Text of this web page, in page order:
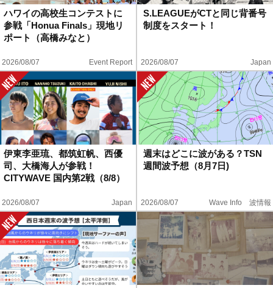
ハワイの高校生コンテストに
参戦「Honua Finals」現地リ
ポート（高橋みなと）
2026/08/07 Event Report
S.LEAGUEがCTと同じ背番号
制度をスタート！
2026/08/07 Japan
伊東李亜琉、都筑虹帆、西優
司、大橋海人が参戦！
CITYWAVE 国内第2戦（8/8）
2026/08/07 Japan
週末はどこに波がある？TSN
週間波予想（8月7日)
2026/08/07 Wave Info 波情報
ハウツー
ホリデースタイル
ウェストジャパン
イベント・リリース
FOLLOW US ON